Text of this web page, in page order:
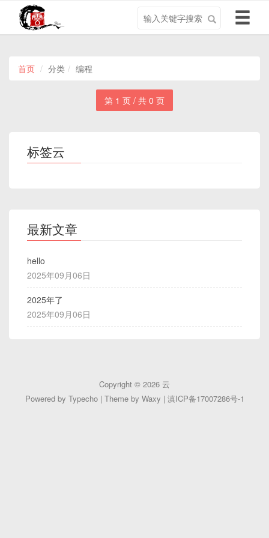
关
导
航
切
首页
分类 编程
第 1 页 / 共 0 页
标签云
最新文章
hello
2025年09月06日
2025年了
2025年09月06日
Copyright © 2026 云
Powered by Typecho| Theme by Waxy | 滇ICP备17007286号-1